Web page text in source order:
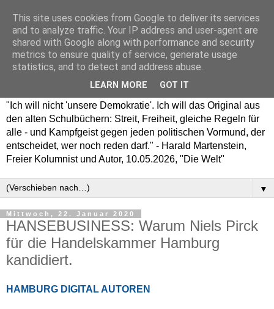
"Ich will nicht 'unsere Demokratie'. Ich will das Original aus
den alten Schulbüchern: Streit, Freiheit, gleiche Regeln für
alle - und Kampfgeist gegen jeden politischen Vormund, der
entscheidet, wer noch reden darf." - Harald Martenstein,
Freier Kolumnist und Autor, 10.05.2026, "Die Welt"
▼
Mittwoch, 22. Januar 2020
HANSEBUSINESS: Warum Niels Pirck
für die Handelskammer Hamburg
kandidiert.
HAMBURG DIGITAL AUTOREN
This site uses cookies from Google to deliver its services
and to analyze traffic. Your IP address and user-agent are
shared with Google along with performance and security
metrics to ensure quality of service, generate usage
statistics, and to detect and address abuse.
LEARN MORE GOT IT